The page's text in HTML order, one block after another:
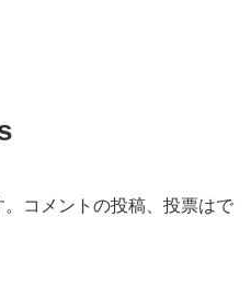
コメントの投稿、投票はで